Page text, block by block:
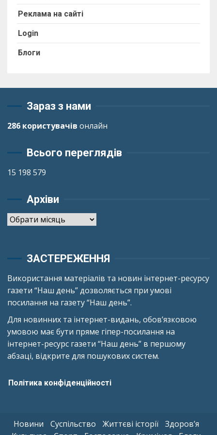
Реклама на сайті
Login
Блоги
Зараз з нами
286 користувачів онлайн
Всього переглядів
15 198 579
Архіви
Архіви
ЗАСТЕРЕЖЕННЯ
Використання матеріалів та новин інтернет-ресурсу
газети “Наш день” дозволяється при умові
посилання на газету “Наш день”.
Для новинних та інтернет-видань, обов’язковою
умовою має бути пряме гіпер-посилання на
інтернет-ресурс газети “Наш день” в першому
абзаці, відкрите для пошукових систем.
Політика конфіденційності
Новини Суспільство Життєві історії
Здоров’я